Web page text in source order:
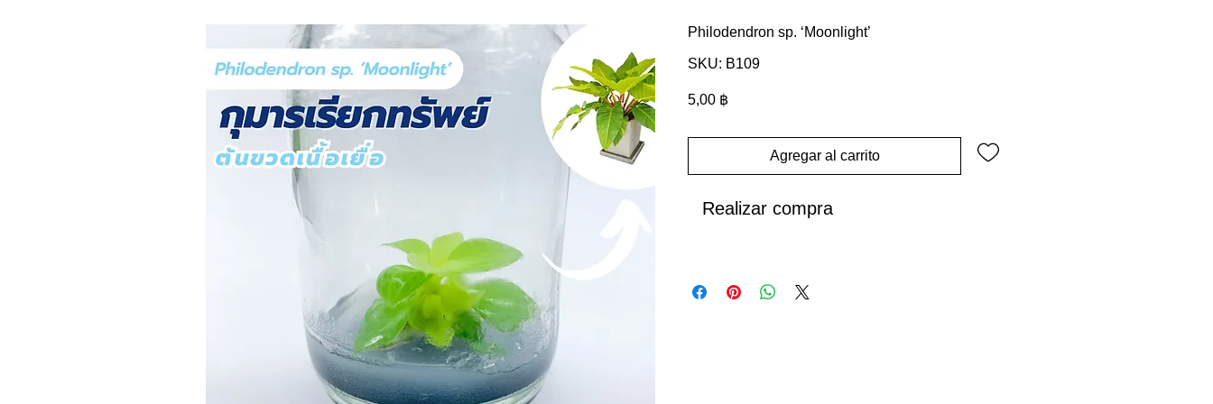
Philodendron sp. ‘Moonlight’
SKU: B109
5,00 ฿
Agregar al carrito
Realizar compra